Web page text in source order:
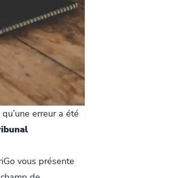
erreur a été
vous présente